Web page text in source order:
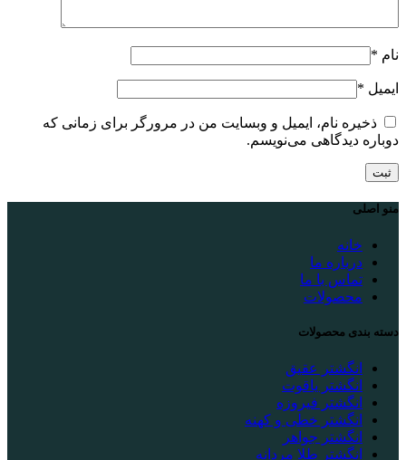
نام *
ایمیل *
ذخیره نام، ایمیل و وبسایت من در مرورگر برای زمانی که
دوباره دیدگاهی می‌نویسم.
منو اصلی
خانه
درباره ما
تماس با ما
محصولات
دسته بندی محصولات
انگشتر عقیق
انگشتر یاقوت
انگشتر فیروزه
انگشتر خطی و کهنه
انگشتر جواهر
انگشتر طلا مردانه